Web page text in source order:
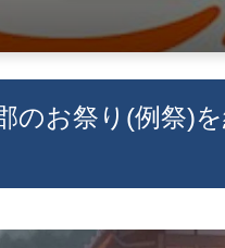
のお祭り(例祭)